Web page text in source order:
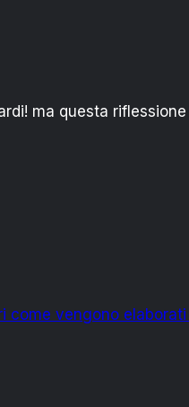
ma questa
come vengono